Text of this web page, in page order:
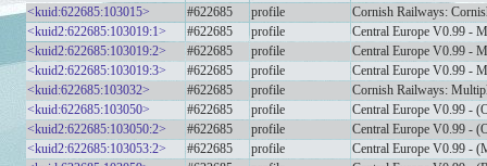
<kuid:622685:103015>
#622685 profile
Cornish Railways:
<kuid2:622685:103019:1>
#622685 profile
Central Europe V0.99 -
<kuid2:622685:103019:2>
#622685 profile
Central Europe V0.99 -
<kuid2:622685:103019:3>
#622685 profile
Central Europe V0.99 -
<kuid:622685:103032>
#622685 profile
Cornish Railways:
<kuid:622685:103050>
#622685 profile
Central Europe V0.99 -
<kuid2:622685:103050:2>
#622685 profile
Central Europe V0.99 -
<kuid2:622685:103053:2>
#622685 profile
Central Europe V0.99 -